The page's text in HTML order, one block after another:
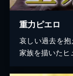
重力ピエロ
哀しい過去を
家族を描いたヒ